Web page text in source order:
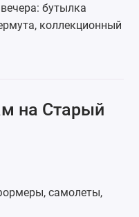
бутылка
коллекционный
на Старый
, самолеты,